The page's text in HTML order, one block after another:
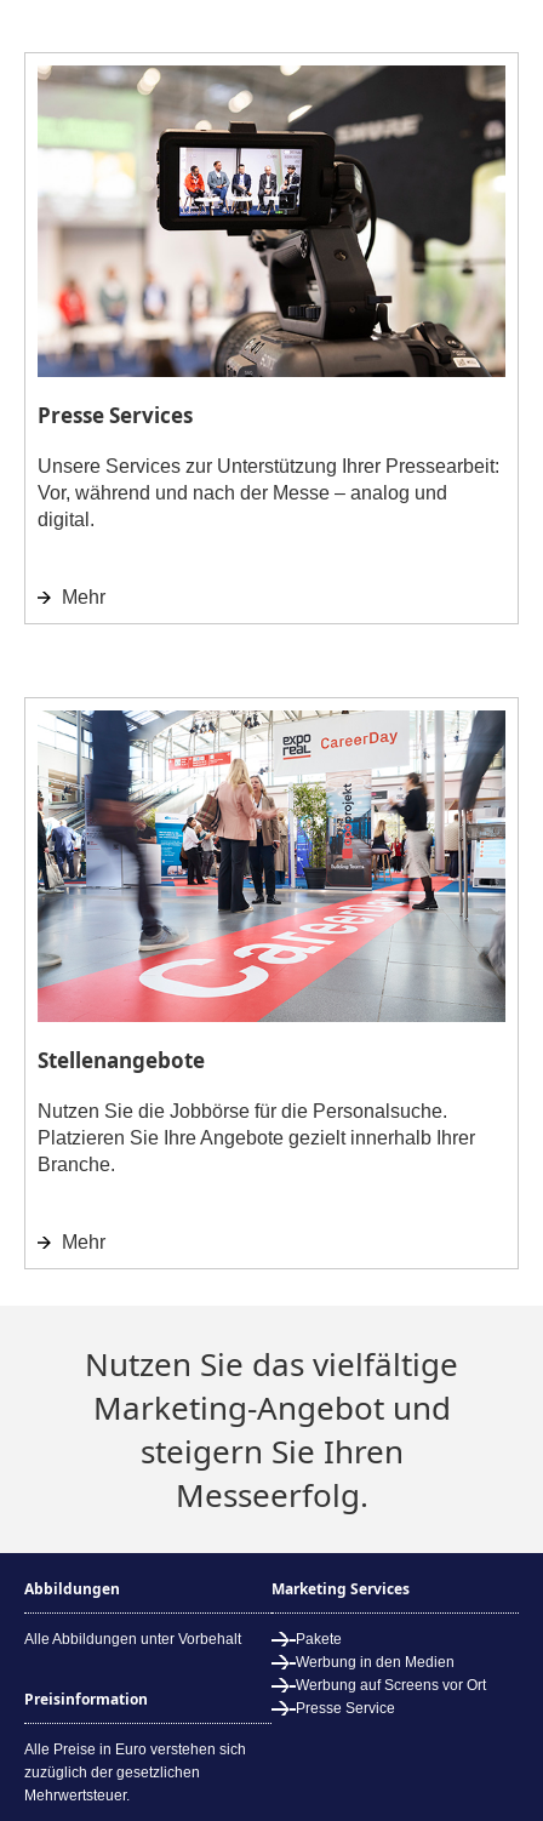
Presse Services
Unsere Services zur Unterstützung Ihrer Pressearbeit:
Vor, während und nach der Messe – analog und
digital.
Mehr
Stellenangebote
Nutzen Sie die Jobbörse für die Personalsuche.
Platzieren Sie Ihre Angebote gezielt innerhalb Ihrer
Branche.
Mehr
Nutzen Sie das vielfältige
Marketing-Angebot und
steigern Sie Ihren
Messeerfolg.
Abbildungen
Alle Abbildungen unter Vorbehalt
Preisinformation
Alle Preise in Euro verstehen sich
zuzüglich der gesetzlichen
Mehrwertsteuer.
Marketing Services
Pakete
Werbung in den Medien
Werbung auf Screens vor Ort
Presse Service